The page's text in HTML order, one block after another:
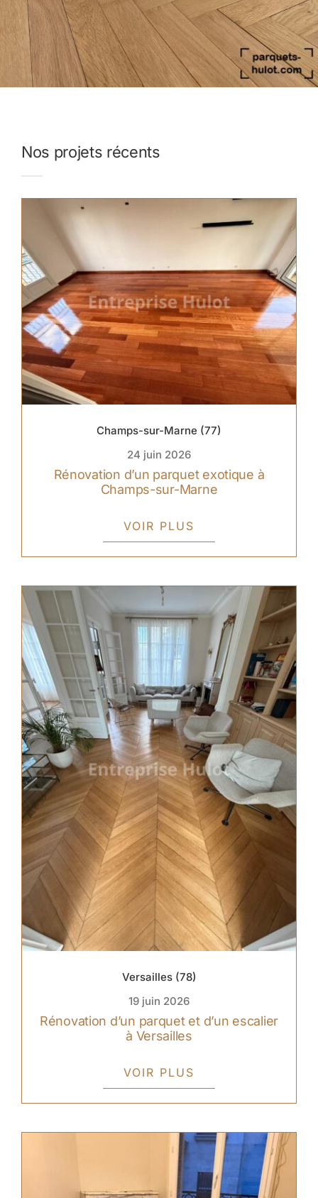
Nos projets récents
Champs-sur-Marne (77)
24 juin 2026
Rénovation d’un parquet exotique à
Champs-sur-Marne
VOIR PLUS
Versailles (78)
19 juin 2026
Rénovation d’un parquet et d’un escalier
à Versailles
VOIR PLUS